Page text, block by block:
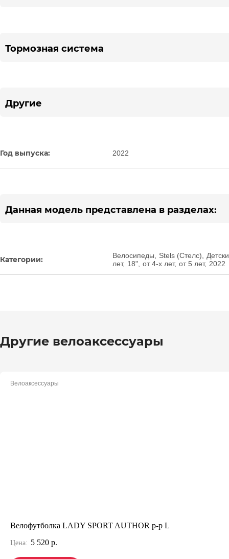
Тормозная система
Другие
Год выпуска: 2022
Данная модель представлена в разделах:
Категории: Велосипеды Stels (Стелс)
лет, 18" от 4-х лет, от 5 лет, 2022
Другие велоаксессуары
Велоаксессуары
Велофутболка LADY SPORT AUTHOR р-р L
Цена: 5 520 р.